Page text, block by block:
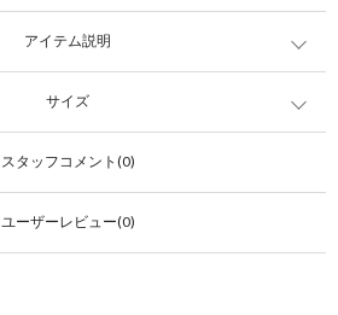
アイテム説明
サイズ
スタッフコメント(0)
ユーザーレビュー(0)